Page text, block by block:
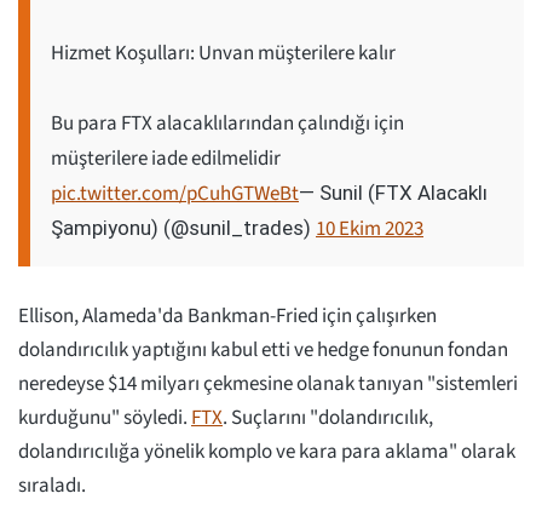
Hizmet Koşulları: Unvan müşterilere kalır
Bu para FTX alacaklılarından çalındığı için
müşterilere iade edilmelidir
pic.twitter.com/pCuhGTWeBt— Sunil (FTX Alacaklı
Şampiyonu) (@sunil_trades) 10 Ekim 2023
Ellison, Alameda'da Bankman-Fried için çalışırken
dolandırıcılık yaptığını kabul etti ve hedge fonunun fondan
neredeyse $14 milyarı çekmesine olanak tanıyan "sistemleri
kurduğunu" söyledi.FTX. Suçlarını "dolandırıcılık,
dolandırıcılığa yönelik komplo ve kara para aklama" olarak
sıraladı.